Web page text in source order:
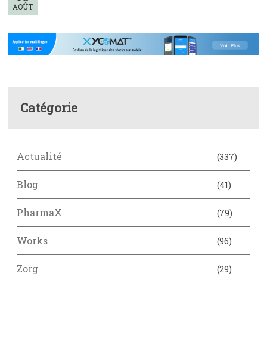
AOÛT
Catégorie
Actualité (337)
Blog (41)
PharmaX (79)
Works (96)
Zorg (29)